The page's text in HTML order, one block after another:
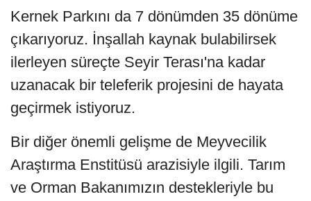
Kernek Parkını da 7 dönümden 35 dönüme
çıkarıyoruz. İnşallah kaynak bulabilirsek
ilerleyen süreçte Seyir Terası'na kadar
uzanacak bir teleferik projesini de hayata
geçirmek istiyoruz.
Bir diğer önemli gelişme de Meyvecilik
Araştırma Enstitüsü arazisiyle ilgili. Tarım
ve Orman Bakanımızın destekleriyle bu